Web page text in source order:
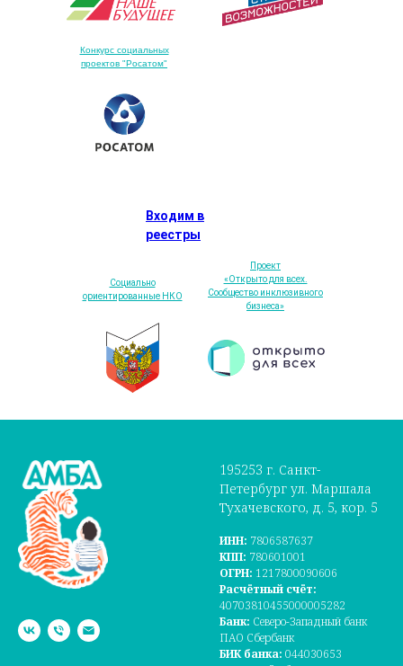
Конкурс социальных
проектов "Росатом"
Входим в
реестры
Социально
ориентированные НКО
Проект
«Открыто для всех.
Сообщество инклюзивного
бизнеса»
195253 г. Санкт-
Петербург ул. Маршала
Тухачевского, д. 5, кор. 5
ИНН: 7806587637
КПП: 780601001
ОГРН: 1217800090606
Расчётный счёт:
40703810455000005282
Банк: Северо-Западный банк
ПАО Сбербанк
БИК банка: 044030653